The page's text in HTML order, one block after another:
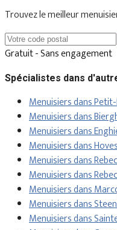
Trouvez le meilleur
Gratuit - Sans engagement
Spécialistes dans
Menuisiers dans
Menuisiers dans
Menuisiers dans
Menuisiers dans
Menuisiers dans
Menuisiers dans
Menuisiers dans
Menuisiers dans
Menuisiers dans